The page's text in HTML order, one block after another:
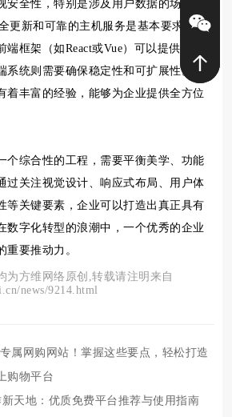
安全性，特别是涉及用户数据的场景。
更新和可靠的主机服务是基本要求。在
框架（如React或Vue）可以提供更流
系统则需要确保稳定性和可扩展性。深
着丰富的经验，能够为企业提供全方位
个综合性的工程，需要平衡美学、功能
过关注视觉设计、响应式布局、用户体
等关键要素，企业可以打造出真正具有
数字化转型的浪潮中，一个优秀的企业
重要推动力。
为方维网络原创,转载请注明来自
news/9214.html
属网购网站！掌握这些要点，轻松打造
购物平台
天地：优质免费平台推荐与使用指南